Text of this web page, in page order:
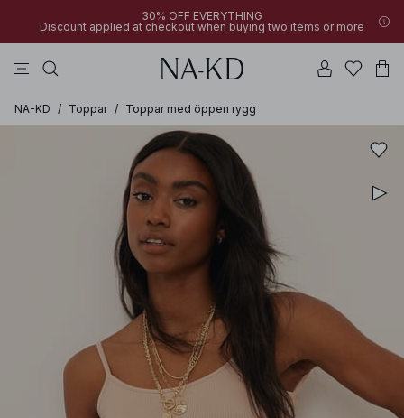
30% OFF EVERYTHING
Discount applied at checkout when buying two items or more
NA-KD / Toppar / Toppar med öppen rygg